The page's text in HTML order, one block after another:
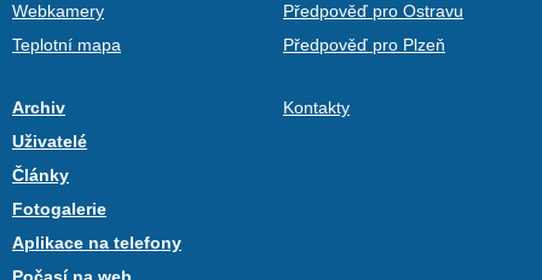
Webkamery
Teplotní mapa
Předpověď pro Ostravu
Předpověď pro Plzeň
Archiv
Uživatelé
Články
Fotogalerie
Aplikace na telefony
Kontakty